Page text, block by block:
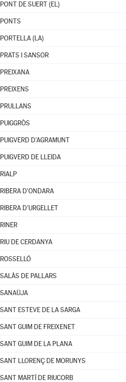
PONT DE SUERT (EL)
PONTS
PORTELLA (LA)
PRATS I SANSOR
PREIXANA
PREIXENS
PRULLANS
PUIGGRÒS
PUIGVERD D'AGRAMUNT
PUIGVERD DE LLEIDA
RIALP
RIBERA D'ONDARA
RIBERA D'URGELLET
RINER
RIU DE CERDANYA
ROSSELLÓ
SALÀS DE PALLARS
SANAÜJA
SANT ESTEVE DE LA SARGA
SANT GUIM DE FREIXENET
SANT GUIM DE LA PLANA
SANT LLORENÇ DE MORUNYS
SANT MARTÍ DE RIUCORB